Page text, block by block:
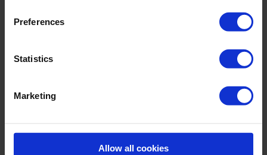
Preferences
Statistics
Marketing
Allow all cookies